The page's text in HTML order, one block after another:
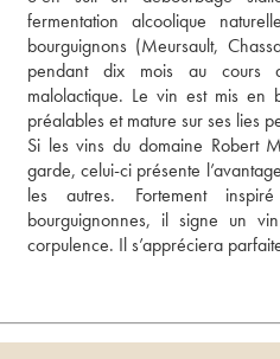
fermentation alcoolique
bourguignons (Meursault,
pendant dix mois au cours
malolactique. Le vin est mis en
préalables et mature sur ses lies
Si les vins du domaine Robert
garde, celui-ci présente
les autres. Fortement
bourguignonnes, il signe un
corpulence. Il s’appréciera